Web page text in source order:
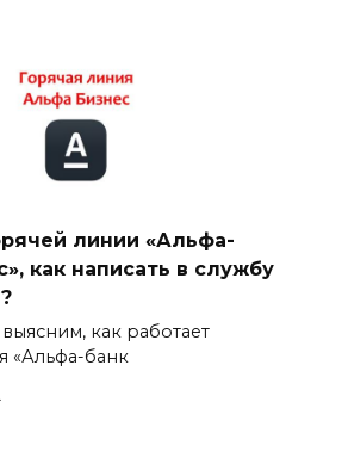
линии «Альфа-
как написать в службу
выясним, как работает
«Альфа-банк